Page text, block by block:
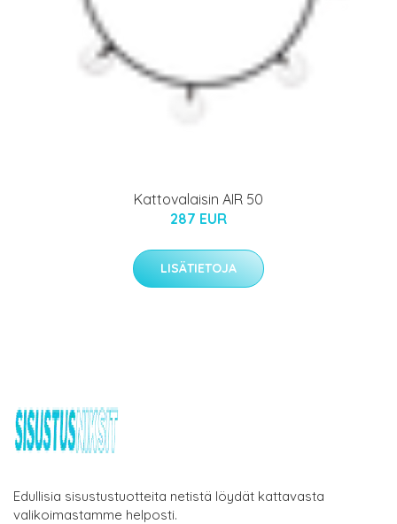
Kattovalaisin AIR 50
287 EUR
LISÄTIETOJA
Edullisia sisustustuotteita netistä löydät kattavasta
valikoimastamme helposti.